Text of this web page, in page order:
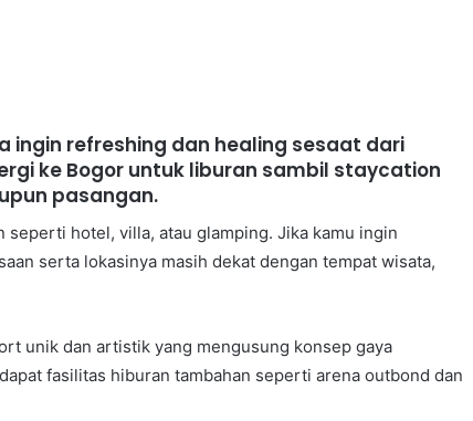
ingin refreshing dan healing sesaat dari
ke Bogor untuk liburan sambil staycation
pasangan.
hotel, villa, atau glamping. Jika kamu ingin
serta lokasinya masih dekat dengan tempat wisata,
unik dan artistik yang mengusung konsep gaya
fasilitas hiburan tambahan seperti arena outbond dan